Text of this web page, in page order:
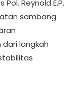
Reynold E.P.
sambang
langkah